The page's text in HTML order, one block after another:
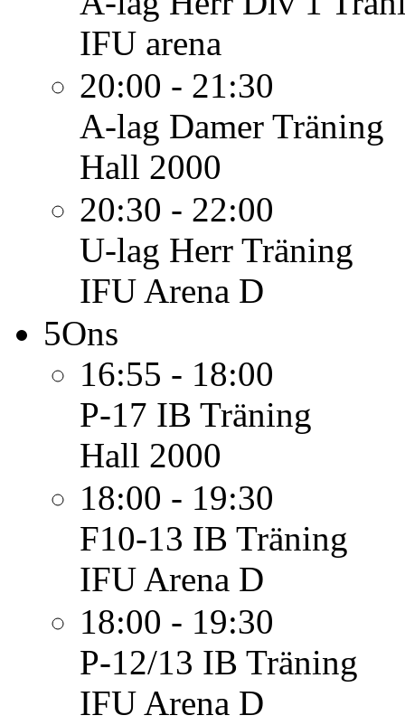
IFU arena
20:00 - 21:30
A-lag Damer Träning
Hall 2000
20:30 - 22:00
U-lag Herr Träning
IFU Arena D
5Ons
16:55 - 18:00
P-17 IB Träning
Hall 2000
18:00 - 19:30
F10-13 IB Träning
IFU Arena D
18:00 - 19:30
P-12/13 IB Träning
IFU Arena D